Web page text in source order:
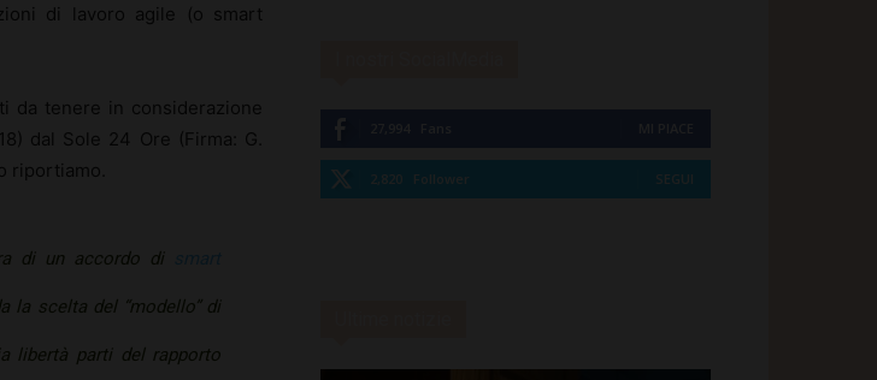
di lavoro agile (o smart
da tenere in considerazione
dal Sole 24 Ore (Firma: G.
riportiamo.
di un accordo di
la scelta del “modello” di
libertà parti del rapporto
2,820 Follower SEGUI